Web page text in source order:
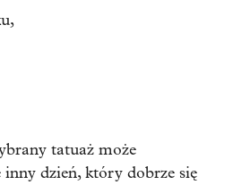
tatuaż może
inny dzień, który dobrze się